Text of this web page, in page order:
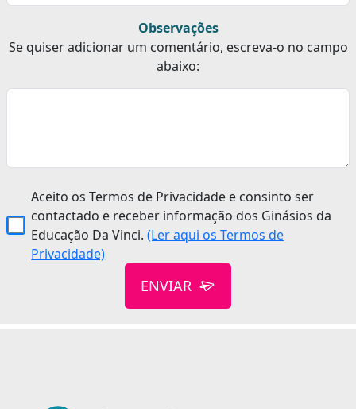
Observações
Se quiser adicionar um comentário, escreva-o no campo
abaixo:
Aceito os Termos de Privacidade e consinto ser
contactado e receber informação dos Ginásios da
Educação Da Vinci.(Ler aqui os Termos de
Privacidade)
ENVIAR